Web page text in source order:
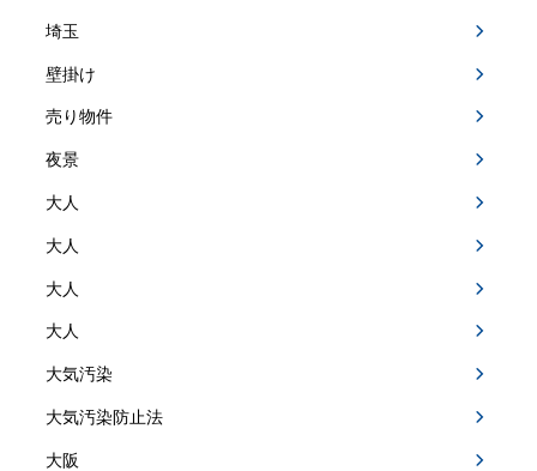
埼玉
壁掛け
売り物件
夜景
大人
大人
大人
大人
大気汚染
大気汚染防止法
大阪